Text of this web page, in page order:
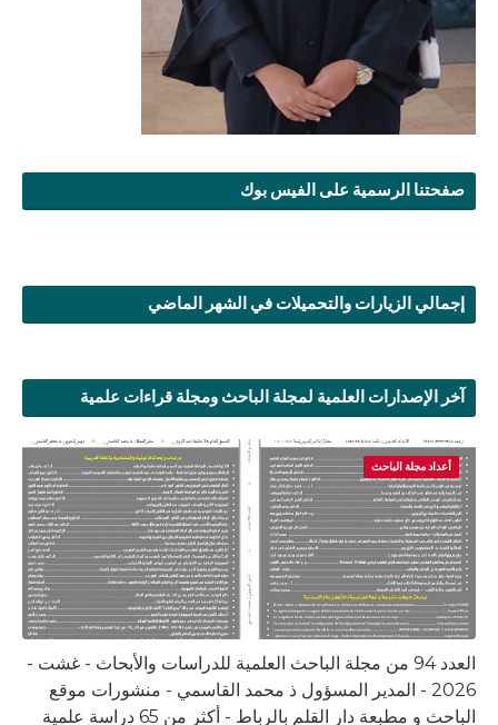
صفحتنا الرسمية على الفيس بوك
إجمالي الزيارات والتحميلات في الشهر الماضي
آخر الإصدارات العلمية لمجلة الباحث ومجلة قراءات علمية
أعداد مجلة الباحث
العدد 94 من مجلة الباحث العلمية للدراسات والأبحاث - غشت -
2026 - المدير المسؤول ذ محمد القاسمي - منشورات موقع
الباحث و مطبعة دار القلم بالرباط - أكثر من 65 دراسة علمية